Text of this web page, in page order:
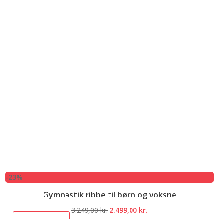
-23%
Gymnastik ribbe til børn og voksne
3.249,00kr. Den
2.499,00 kr.